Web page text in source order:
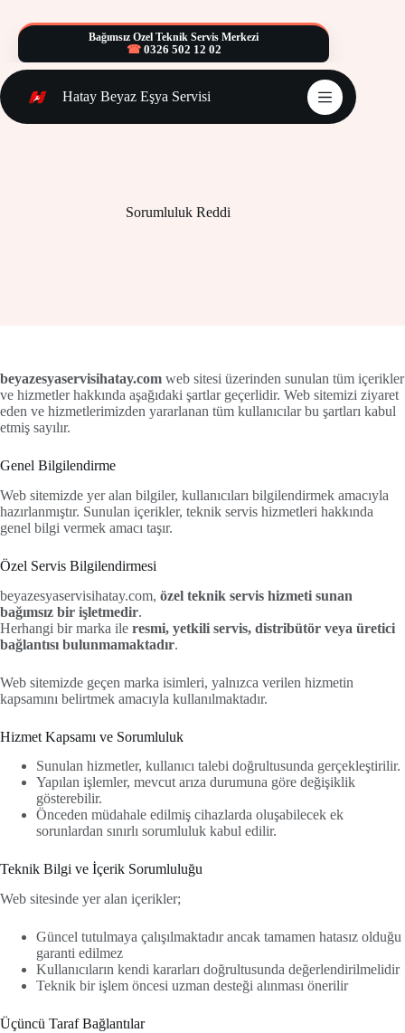
content
Bağımsız Özel Teknik Servis Merkezi
0326 502 12 02
Hatay Beyaz Eşya Servisi
Sorumluluk Reddi
beyazesyaservisihatay.com web sitesi üzerinden sunulan tüm içerikler
ve hizmetler hakkında aşağıdaki şartlar geçerlidir. Web sitemizi ziyaret
eden ve hizmetlerimizden yararlanan tüm kullanıcılar bu şartları kabul
etmiş sayılır.
Genel Bilgilendirme
Web sitemizde yer alan bilgiler, kullanıcıları bilgilendirmek amacıyla
hazırlanmıştır. Sunulan içerikler, teknik servis hizmetleri hakkında
genel bilgi vermek amacı taşır.
Özel Servis Bilgilendirmesi
beyazesyaservisihatay.com, özel teknik servis hizmeti sunan
bağımsız bir işletmedir.
Herhangi bir marka ile resmi, yetkili servis, distribütör veya üretici
bağlantısı bulunmamaktadır.
Web sitemizde geçen marka isimleri, yalnızca verilen hizmetin
kapsamını belirtmek amacıyla kullanılmaktadır.
Hizmet Kapsamı ve Sorumluluk
Sunulan hizmetler, kullanıcı talebi doğrultusunda gerçekleştirilir.
Yapılan işlemler, mevcut arıza durumuna göre değişiklik
gösterebilir.
Önceden müdahale edilmiş cihazlarda oluşabilecek ek
sorunlardan sınırlı sorumluluk kabul edilir.
Teknik Bilgi ve İçerik Sorumluluğu
Web sitesinde yer alan içerikler;
Güncel tutulmaya çalışılmaktadır ancak tamamen hatasız olduğu
garanti edilmez
Kullanıcıların kendi kararları doğrultusunda değerlendirilmelidir
Teknik bir işlem öncesi uzman desteği alınması önerilir
Üçüncü Taraf Bağlantılar